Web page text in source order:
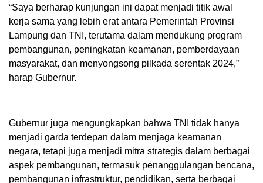
“Saya berharap kunjungan ini dapat menjadi titik awal
kerja sama yang lebih erat antara Pemerintah Provinsi
Lampung dan TNI, terutama dalam mendukung program
pembangunan, peningkatan keamanan, pemberdayaan
masyarakat, dan menyongsong pilkada serentak 2024,”
harap Gubernur.
Gubernur juga mengungkapkan bahwa TNI tidak hanya
menjadi garda terdepan dalam menjaga keamanan
negara, tetapi juga menjadi mitra strategis dalam berbagai
aspek pembangunan, termasuk penanggulangan bencana,
pembangunan infrastruktur, pendidikan, serta berbagai